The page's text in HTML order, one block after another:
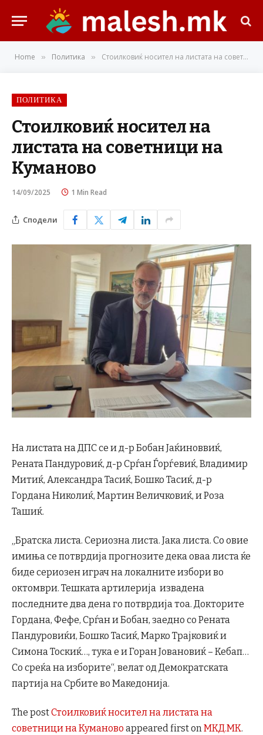
Home » Политика » Стоилковиќ носител на листата на советници на Куманово
ПОЛИТИКА
Стоилковиќ носител на
листата на советници на
Куманово
14/09/2025 1 Min Read
Сподели
На листата на ДПС се и д-р Бобан Јаќиноввиќ,
Рената Пандуровиќ, д-р Срѓан Ѓорѓевиќ, Владимир
Митиќ, Александра Тасиќ, Бошко Тасиќ, д-р
Гордана Николиќ, Мартин Величковиќ, и Роза
Ташиќ.
„Братска листа. Сериозна листа. Јака листа. Со овие
имиња се потврдија прогнозите дека оваа листа ќе
биде сериозен играч на локалните избори во
октомври. Тешката артилерија извадена
последните два дена го потврдија тоа. Докторите
Гордана, Фефе, Срѓан и Бобан, заедно со Рената
Пандуровиќи, Бошко Тасиќ, Марко Трајковиќ и
Симона Тоскиќ…, тука е и Горан Јовановиќ – Кебап…
Со среќа на изборите“, велат од Демократската
партија на Србите во Македонија.
The postСтоилковиќ носител на листата на
советници на Куманово appeared first onМКД.МК.